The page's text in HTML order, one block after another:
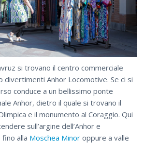
si trovano il centro commerciale
divertimenti Anhor Locomotive. Se ci si
conduce a un bellissimo ponte
Anhor, dietro il quale si trovano il
e il monumento al Coraggio. Qui
sull’argine dell’Anhor e
alla Moschea Minor oppure a valle